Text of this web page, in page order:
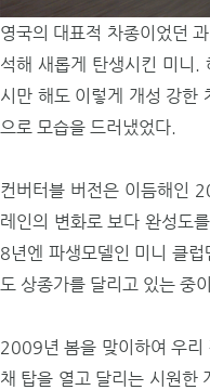
영국의 대표적 차종이었던
석해 새롭게 탄생시킨 미니.
시만 해도 이렇게 개성 강한
으로 모습을 드러냈었다.
컨버터블 버전은 이듬해인
레인의 변화로 보다 완성도
8년엔 파생모델인 미니 클
도 상종가를 달리고 있는 중
2009년 봄을 맞이하여 우리
채 탑을 열고 달리는 시원한